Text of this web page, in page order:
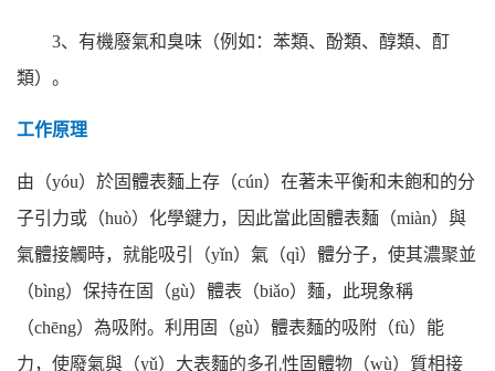
3、有機廢氣和臭味（例如：苯類、酚類、醇類、酊
類）。
工作原理
由（yóu）於固體表麵上存（cún）在著未平衡和未飽和的分
子引力或（huò）化學鍵力，因此當此固體表麵（miàn）與
氣體接觸時，就能吸引（yǐn）氣（qì）體分子，使其濃聚並
（bìng）保持在固（gù）體表（biǎo）麵，此現象稱
（chēng）為吸附。利用固（gù）體表麵的吸附（fù）能
力，使廢氣與（yǔ）大表麵的多孔性固體物（wù）質相接